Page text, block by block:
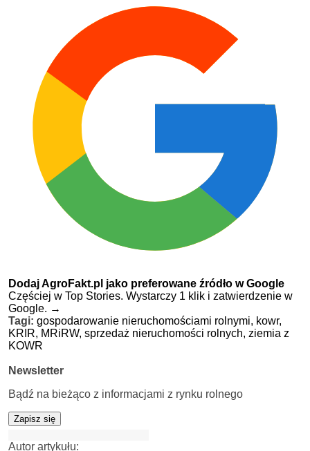
Dodaj AgroFakt.pl jako preferowane źródło w Google
Częściej w Top Stories. Wystarczy 1 klik i zatwierdzenie w
Google. →
Tagi: gospodarowanie nieruchomościami rolnymi, kowr,
KRIR, MRiRW, sprzedaż nieruchomości rolnych, ziemia z
KOWR
Newsletter
Bądź na bieżąco z informacjami z rynku rolnego
Zapisz się
Autor artykułu: